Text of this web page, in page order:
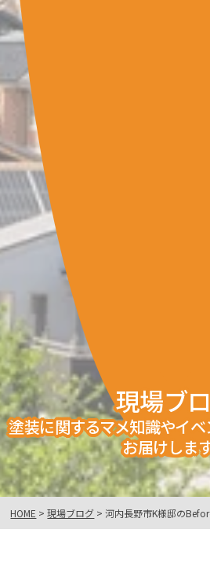
現場ブ
塗装に関するマメ知識やイ
お届けしま
HOME >現場ブログ >河内長野市K様邸のBefore